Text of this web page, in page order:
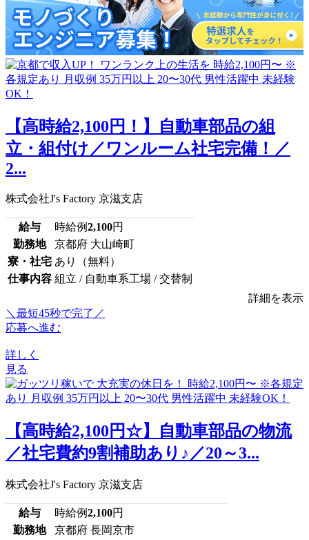
【高時給2,100円！】自動車部品の組
立・組付け／ワンルーム社宅完備！／
2...
株式会社J's Factory 京滋支店
給与 時給例2,100円
勤務地
京都府 大山崎町
寮・社宅 あり（無料）
仕事内容 組立 / 自動車系工場 / 交替制
詳細を表示
＼最短45秒で完了／
応募へ進む
詳しく
見る
【高時給2,100円☆】自動車部品の物流
／社宅費約9割補助あり♪／20～3...
株式会社J's Factory 京滋支店
給与 時給例2,100円
勤務地
京都府 長岡京市